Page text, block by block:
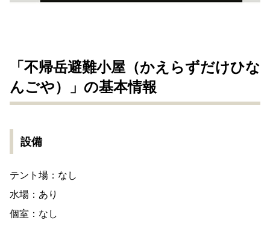
「不帰岳避難小屋（かえらずだけひな
んごや）」の基本情報
設備
テント場：なし
水場：あり
個室：なし